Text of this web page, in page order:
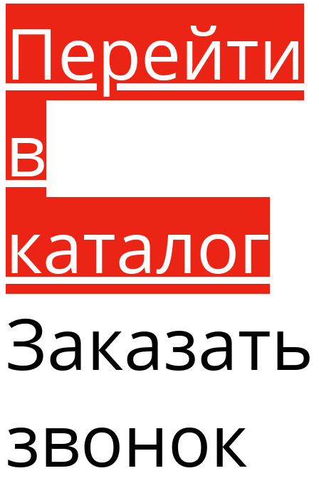
Перейти
в
каталог
Заказать
звонок